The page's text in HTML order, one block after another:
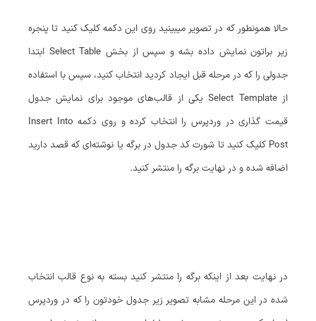
حالا همونطور که در تصویر میبینید روی این دکمه کلیک کنید تا پنجره
زیر براتون نمایش داده بشه و سپس از بخش Select Table ابتدا
جدولی را که در مرحله قبل ایجاد کردید انتخاب کنید، سپس با استفاده
از Select Template یکی از قالب‌های موجود برای نمایش جدول
قیمت گذاری در وردپرس را انتخاب کرده و روی دکمه Insert Into
Post کلیک کنید تا شورت کد جدول در برگه یا نوشته‌ای که قصد دارید
اضافه شده و در نهایت برگه را منتشر کنید.
در نهایت بعد از اینکه برگه را منتشر کنید بسته به نوع قالب انتخاب
شده در این مرحله مشابه تصویر زیر جدول خودتون را که در وردپرس